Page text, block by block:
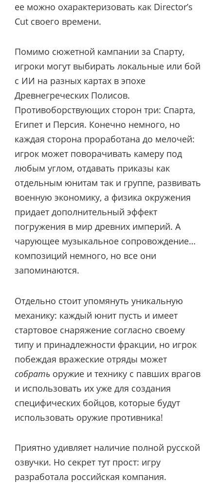
ее можно охарактеризовать как Director’s
Cut своего времени.
Помимо сюжетной кампании за Спарту,
игроки могут выбирать локальные или бой
с ИИ на разных картах в эпохе
Древнегреческих Полисов.
Противоборствующих сторон три: Спарта,
Египет и Персия. Конечно немного, но
каждая сторона проработана до мелочей:
игрок может поворачивать камеру под
любым углом, отдавать приказы как
отдельным юнитам так и группе, развивать
военную экономику, а физика окружения
придает дополнительный эффект
погружения в мир древних империй. А
чарующее музыкальное сопровождение…
композиций немного, но все они
запоминаются.
Отдельно стоит упомянуть уникальную
механику: каждый юнит пусть и имеет
стартовое снаряжение согласно своему
типу и принадлежности фракции, но игрок
побеждая вражеские отряды может
собрать оружие и технику с павших врагов
и использовать их уже для создания
специфических бойцов, которые будут
использовать оружие противника!
Приятно удивляет наличие полной русской
озвучки. Но секрет тут прост: игру
разработала российская компания.